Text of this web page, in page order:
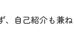
、自己紹介も兼